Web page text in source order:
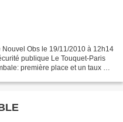
Obs le 19/11/2010 à 12h14
publique Le Touquet-Paris
première place et un taux de